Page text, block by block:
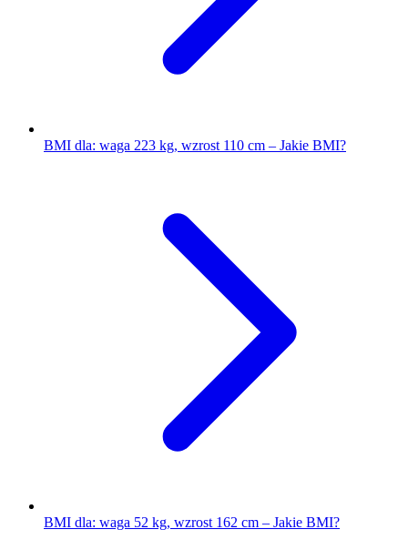
BMI dla: waga 223 kg, wzrost 110 cm – Jakie BMI?
BMI dla: waga 52 kg, wzrost 162 cm – Jakie BMI?